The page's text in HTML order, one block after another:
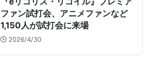
ファン試打会、アニメファンなど
1,150人が試打会に来場
2026/4/30